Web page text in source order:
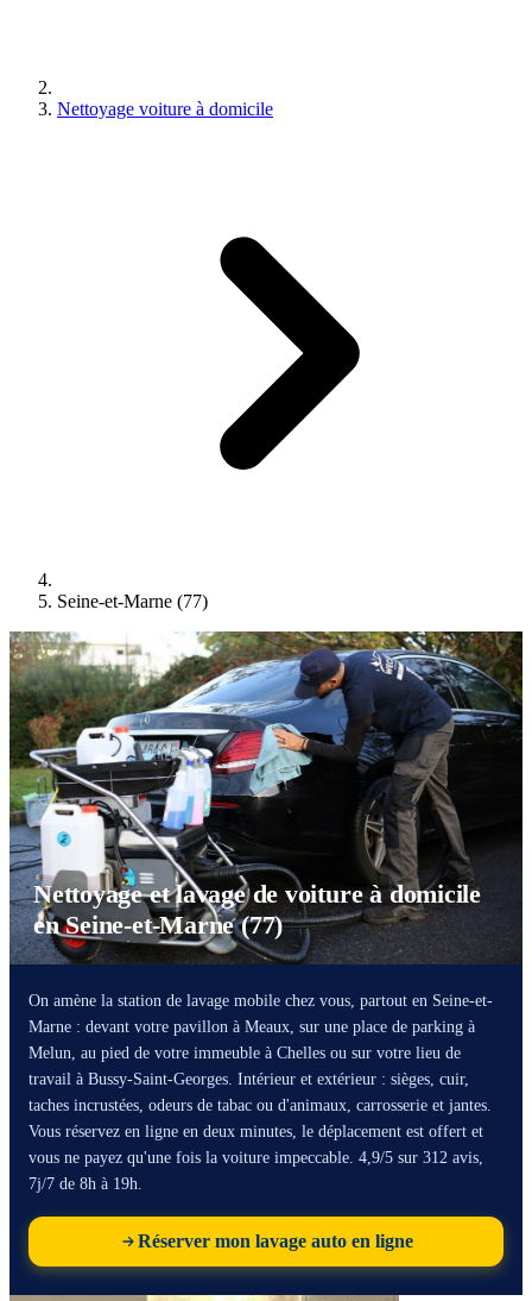
Nettoyage voiture à domicile
Seine-et-Marne (77)
Nettoyage et lavage de voiture à domicile
en Seine-et-Marne (77)
On amène la station de lavage mobile chez vous, partout en Seine-et-
Marne : devant votre pavillon à Meaux, sur une place de parking à
Melun, au pied de votre immeuble à Chelles ou sur votre lieu de
travail à Bussy-Saint-Georges. Intérieur et extérieur : sièges, cuir,
taches incrustées, odeurs de tabac ou d'animaux, carrosserie et jantes.
Vous réservez en ligne en deux minutes, le déplacement est offert et
vous ne payez qu'une fois la voiture impeccable. 4,9/5 sur 312 avis,
7j/7 de 8h à 19h.
Réserver mon lavage auto en ligne